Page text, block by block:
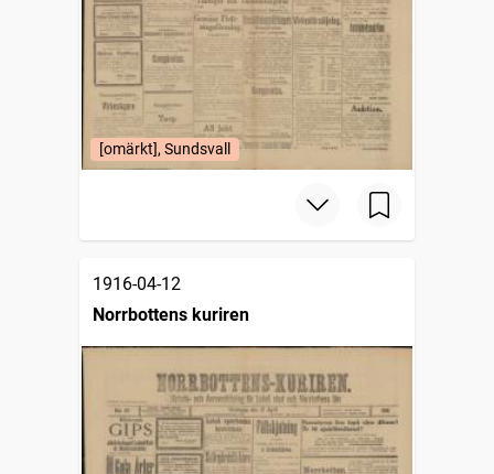
[omärkt], Sundsvall
1916-04-12
Norrbottens kuriren